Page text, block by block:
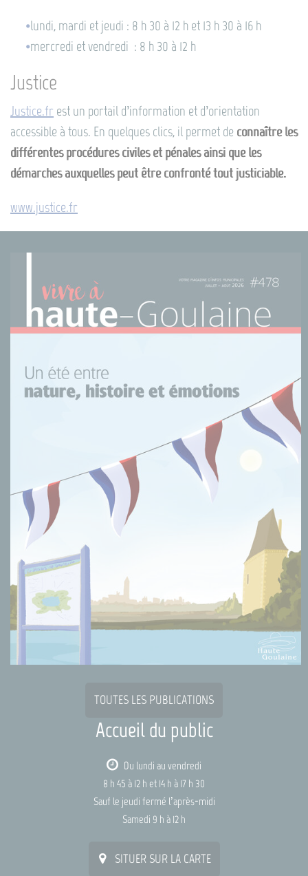
lundi, mardi et jeudi : 8 h 30 à 12 h et 13 h 30 à 16 h
mercredi et vendredi : 8 h 30 à 12 h
Justice
Justice.fr est un portail d’information et d’orientation
accessible à tous. En quelques clics, il permet de connaître les
différentes procédures civiles et pénales ainsi que les
démarches auxquelles peut être confronté tout justiciable.
www.justice.fr
TOUTES LES PUBLICATIONS
Accueil du public
Du lundi au vendredi
8 h 45 à 12 h et 14 h à 17 h 30
Sauf le jeudi fermé l’après-midi
Samedi 9 h à 12 h
SITUER SUR LA CARTE